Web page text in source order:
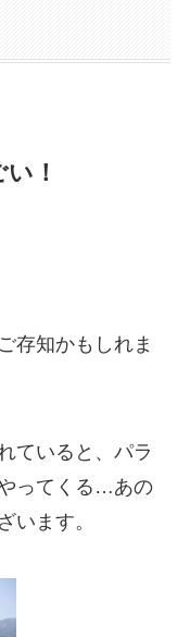
！
存知かもしれま
ていると、パラ
ってくる…あの
います。